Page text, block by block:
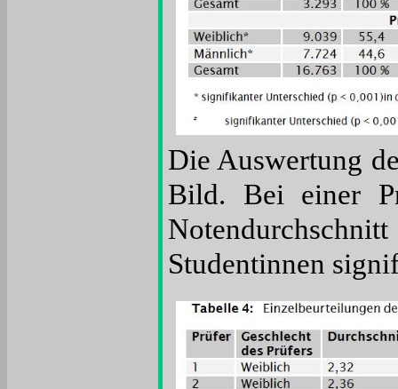
Die Auswertung
Bild. Bei einer
Studentinnen